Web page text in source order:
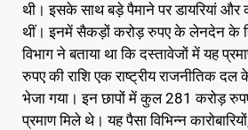
थी। इसके साथ बड़े पैमाने पर डायरियां
थीं। इनमें सैकड़ों करोड़ रुपए के लेनदेन के
विभाग ने बताया था कि दस्तावेजों में यह
रुपए की राशि एक राष्ट्रीय राजनीतिक दल
भेजा गया। इन छापों में कुल 281 करोड़
प्रमाण मिले थे। यह पैसा विभिन्न